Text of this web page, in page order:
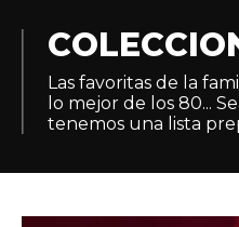
Experiencias
Las favoritas de la
lo mejor de los 80...
tenemos una lista